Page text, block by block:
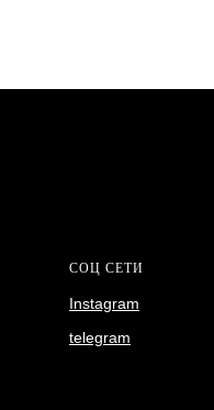
СОЦ СЕТИ
Instagram
telegram